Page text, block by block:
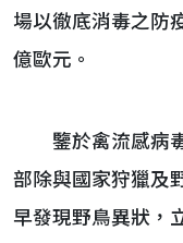
場以徹底消毒之防
億歐元。
鑒於禽流感病毒
部除與國家狩獵及
早發現野鳥異狀，